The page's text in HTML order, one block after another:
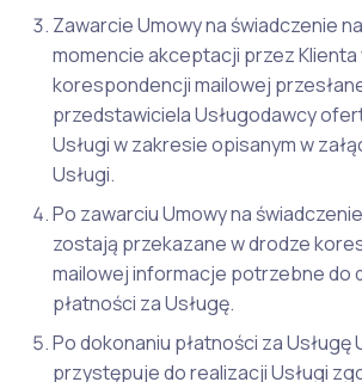
Zawarcie Umowy na świadczenie
momencie akceptacji przez Klienta
korespondencji mailowej
przedstawiciela Usługodawcy
Usługi w zakresie opisanym w
Usługi.
Po zawarciu Umowy na
zostają przekazane w drodze
mailowej informacje potrzebne do
płatności za Usługę.
Po dokonaniu płatności za Usługę
przystępuje do realizacji Usługi